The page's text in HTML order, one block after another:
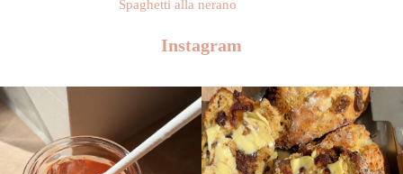
Spaghetti alla nerano
Instagram